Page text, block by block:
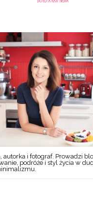
autorka i fotograf. Prowadzi
podróże i styl życia w